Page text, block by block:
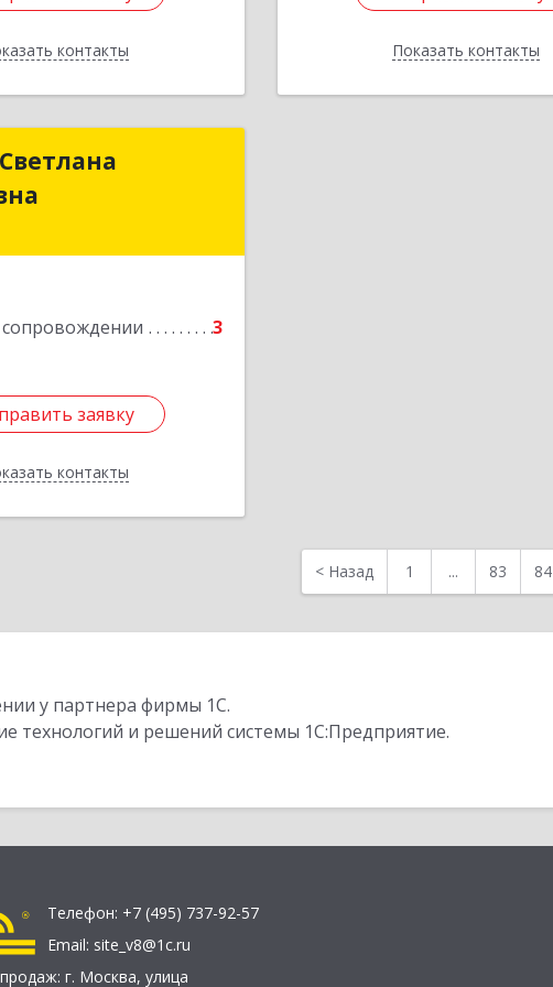
контакты
Назад Показать контакты
Назад
3
заявку
контакты
Даудова Светлана
заявку
Назад
< Назад 1 ... 83 84
у партнера фирмы 1С.
технологий и решений системы 1С:Предприятие.
Телефон: +7 (495) 737-92-57
Email: site_v8@1c.ru
г. Москва, улица